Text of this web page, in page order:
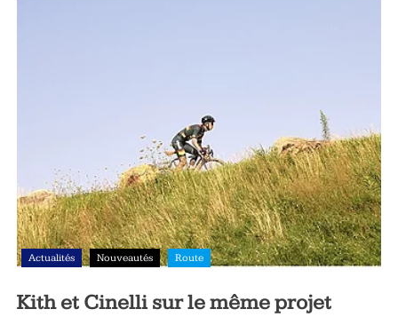
Actualités Nouveautés Route
Kith et Cinelli sur le même projet